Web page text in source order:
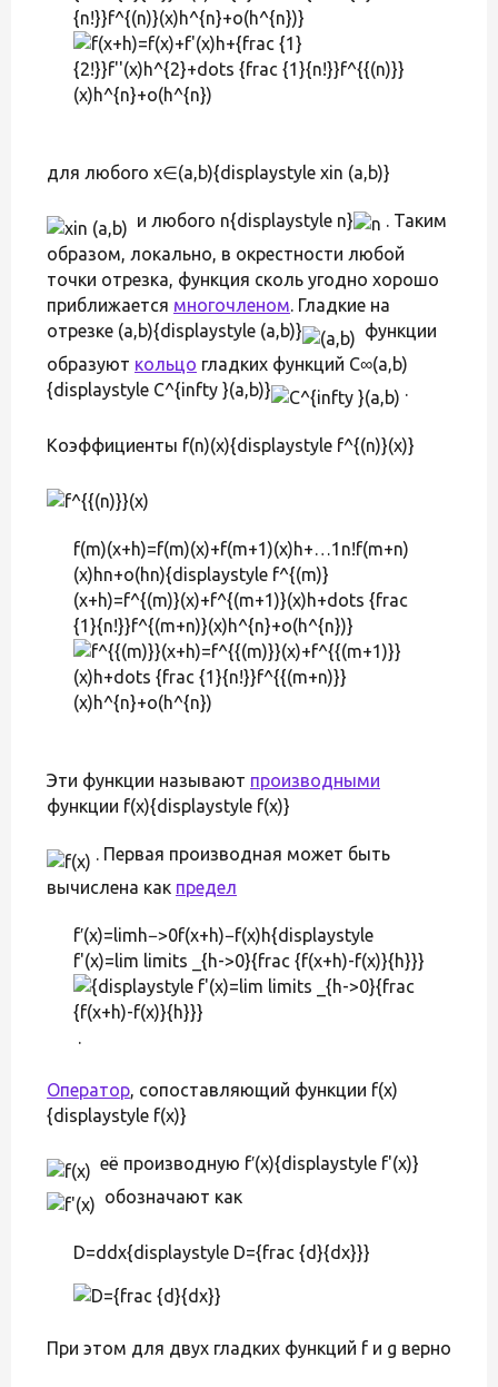
{n!}}f^{(n)}(x)h^{n}+o(h^{n})}
для любого x∈(a,b){displaystyle xin (a,b)}
и любого n{displaystyle n}
. Таким
образом, локально, в окрестности любой
точки отрезка, функция сколь угодно хорошо
приближается многочленом. Гладкие на
отрезке (a,b){displaystyle (a,b)}
функции
образуют кольцо гладких функций C∞(a,b)
{displaystyle C^{infty }(a,b)}
.
Коэффициенты f(n)(x){displaystyle f^{(n)}(x)}
f(m)(x+h)=f(m)(x)+f(m+1)(x)h+…1n!f(m+n)
(x)hn+o(hn){displaystyle f^{(m)}
(x+h)=f^{(m)}(x)+f^{(m+1)}(x)h+dots {frac
{1}{n!}}f^{(m+n)}(x)h^{n}+o(h^{n})}
Эти функции называют производными
функции f(x){displaystyle f(x)}
. Первая производная может быть
вычислена как предел
f′(x)=limh−>0f(x+h)−f(x)h{displaystyle
f'(x)=lim limits _{h->0}{frac {f(x+h)-f(x)}{h}}}
.
Оператор, сопоставляющий функции f(x)
{displaystyle f(x)}
её производную f′(x){displaystyle f'(x)}
обозначают как
D=ddx{displaystyle D={frac {d}{dx}}}
При этом для двух гладких функций f и g верно